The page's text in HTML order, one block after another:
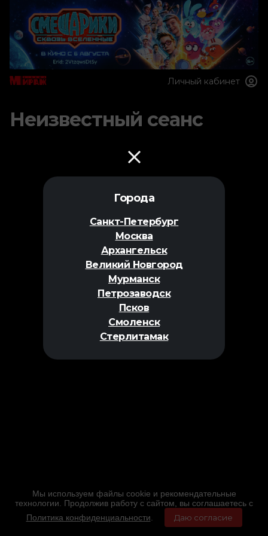
Города
Санкт-Петербург
Москва
Архангельск
Великий Новгород
Мурманск
Петрозаводск
Псков
Смоленск
Стерлитамак
Личный кабинет
Неизвестный сеанс
Мы используем файлы cookie и рекомендательные
технологии. Продолжив работу с сайтом, вы соглашаетесь с
Политика конфиденциальности
Даю согласие